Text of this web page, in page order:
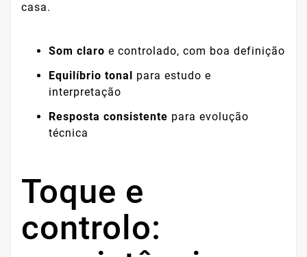
casa.
Som claro e controlado, com boa definição
Equilíbrio tonal
para estudo e
interpretação
Resposta consistente para evolução
técnica
Toque e
controlo: